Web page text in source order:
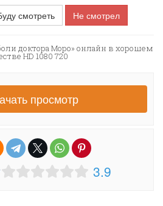
смотреть Не смотрел
доктора Моро» онлайн в хорошем
HD 1080 720
просмотр
3.9